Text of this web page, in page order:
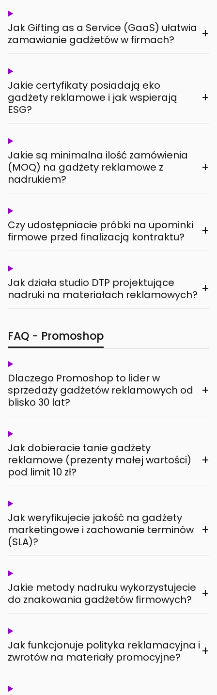
Jak Gifting as a Service (GaaS) ułatwia
zamawianie gadżetów w firmach?
+
Jakie certyfikaty posiadają eko
gadżety reklamowe i jak wspierają
ESG?
+
Jakie są minimalna ilość zamówienia
(MOQ) na gadżety reklamowe z
nadrukiem?
+
Czy udostępniacie próbki na upominki
firmowe przed finalizacją kontraktu?
+
Jak działa studio DTP projektujące
nadruki na materiałach reklamowych? +
FAQ - Promoshop
Dlaczego Promoshop to lider w
sprzedaży gadżetów reklamowych od
blisko 30 lat?
+
Jak dobieracie tanie gadżety
reklamowe (prezenty małej wartości)
pod limit 10 zł?
+
Jak weryfikujecie jakość na gadżety
marketingowe i zachowanie terminów
(SLA)?
+
Jakie metody nadruku wykorzystujecie
do znakowania gadżetów firmowych?
+
Jak funkcjonuje polityka reklamacyjna i
zwrotów na materiały promocyjne?
+